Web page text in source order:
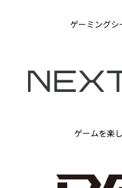
ゲーミングシ
ゲームを楽